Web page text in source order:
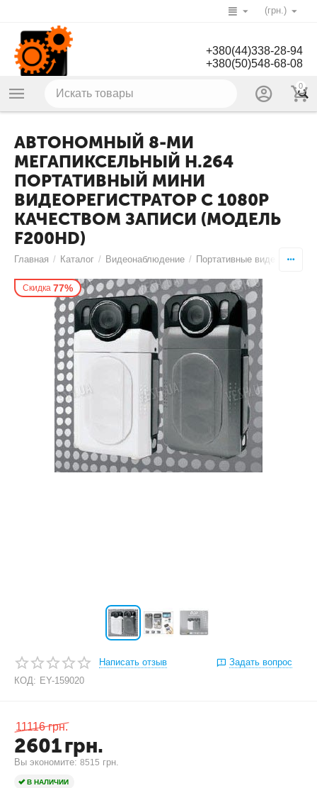
(грн.)
+380(44)338-28-94
+380(50)548-68-08
0
АВТОНОМНЫЙ 8-МИ
МЕГАПИКСЕЛЬНЫЙ H.264
ПОРТАТИВНЫЙ МИНИ
ВИДЕОРЕГИСТРАТОР С 1080P
КАЧЕСТВОМ ЗАПИСИ (МОДЕЛЬ
F200HD)
Главная / Каталог / Видеонаблюдение / Портативные
Скидка 77%
Написать отзыв
Задать вопрос
КОД: EY-159020
11116 грн.
2601грн.
Вы экономите: 8515 грн.
В НАЛИЧИИ